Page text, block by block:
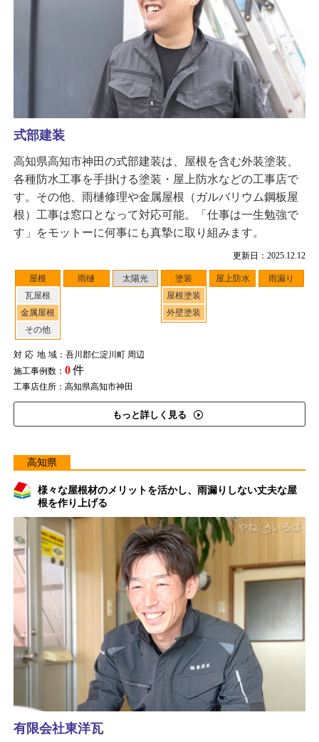
更新日：2025.12.12
屋根
瓦屋根
金属屋根
その他
雨樋 太陽光
塗装
屋根塗装
外壁塗装
屋上防水 雨漏り
対応地域：吾川郡仁淀川町 周辺
施工事例数： 0件
工事店住所：高知県高知市神田
もっと詳しく見る
式部建装
高知県高知市神田の式部建装は、屋根を含む外装塗装、
各種防水工事を手掛ける塗装・屋上防水などの工事店で
す。その他、雨樋修理や金属屋根（ガルバリウム鋼板屋
根）工事は窓口となって対応可能。「仕事は一生勉強で
す」をモットーに何事にも真摯に取り組みます。
高知県
様々な屋根材のメリットを活かし、雨漏りしない丈夫な屋
根を作り上げる
有限会社東洋瓦